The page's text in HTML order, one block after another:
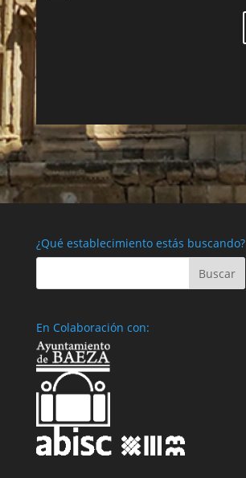
¿Qué establecimiento estás buscando?
En Colaboración con: